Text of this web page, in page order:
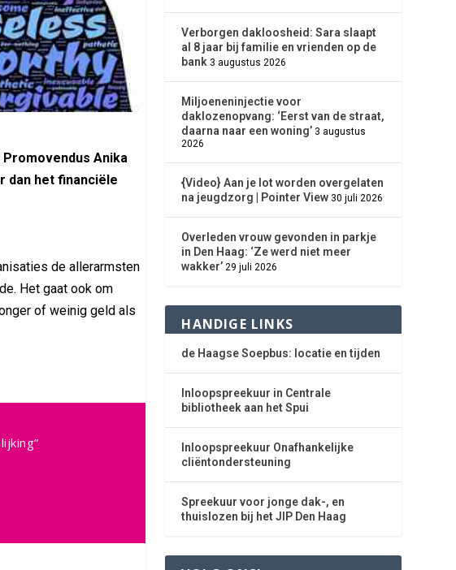
Anika
dan het financiële
de allerarmsten
Het gaat ook om
of weinig geld als
Verborgen dakloosheid: Sara slaapt
al 8 jaar bij familie en vrienden op de
bank 3 augustus 2026
Miljoeneninjectie voor
daklozenopvang: ‘Eerst van de straat,
daarna naar een woning’ 3 augustus
2026
{Video} Aan je lot worden overgelaten
na jeugdzorg | Pointer View 30 juli 2026
Overleden vrouw gevonden in parkje
in Den Haag: ‘Ze werd niet meer
wakker’ 29 juli 2026
HANDIGE LINKS
de Haagse Soepbus: locatie en tijden
Inloopspreekuur in Centrale
bibliotheek aan het Spui
Inloopspreekuur Onafhankelijke
cliëntondersteuning
Spreekuur voor jonge dak-, en
thuislozen bij het JIP Den Haag